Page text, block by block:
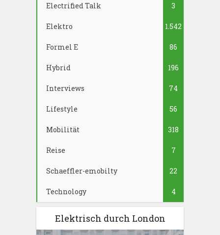
Electrified Talk 3
Elektro 1.542
Formel E 86
Hybrid 196
Interviews 74
Lifestyle 56
Mobilität 318
Reise 7
Schaeffler-emobilty 22
Technology 4
Elektrisch durch London